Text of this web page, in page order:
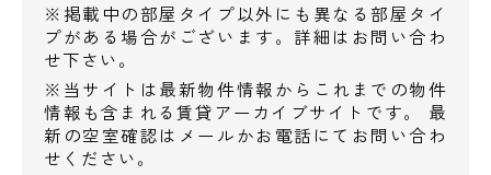
※掲載中の部屋タイプ以外にも異なる部屋タイ
プがある場合がございます。詳細はお問い合わ
せ下さい。
※当サイトは最新物件情報からこれまでの物件
情報も含まれる賃貸アーカイブサイトです。 最
新の空室確認はメールかお電話にてお問い合わ
せください。